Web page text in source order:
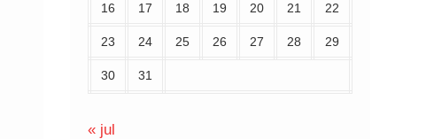
16 17 18 19 20 21 22
23 24 25 26 27 28 29
30 31
« jul